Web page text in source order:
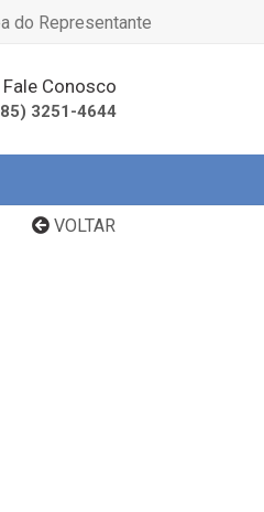
do Representante
Fale Conosco
3251-4644
VOLTAR